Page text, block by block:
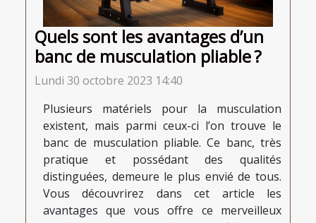
Quels sont les avantages d’un
banc de musculation pliable ?
Lundi 30 octobre 2023 14:40
Plusieurs matériels pour la musculation
existent, mais parmi ceux-ci l’on trouve le
banc de musculation pliable. Ce banc, très
pratique et possédant des qualités
distinguées, demeure le plus envié de tous.
Vous découvrirez dans cet article les
avantages que vous offre ce merveilleux